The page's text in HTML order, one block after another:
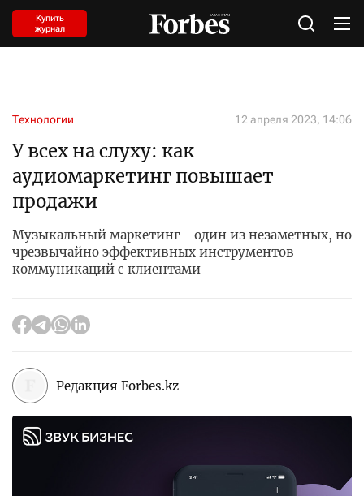
Купить
журнал
Технологии 12 апреля 2023, 14:06
У всех на слуху: как
аудиомаркетинг повышает
продажи
Музыкальный маркетинг - один из незаметных, но
чрезвычайно эффективных инструментов
коммуникаций с клиентами
Редакция Forbes.kz